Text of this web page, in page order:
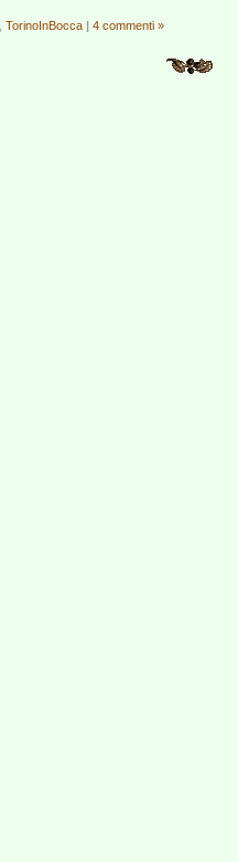
TorinoInBocca | 4 commenti »